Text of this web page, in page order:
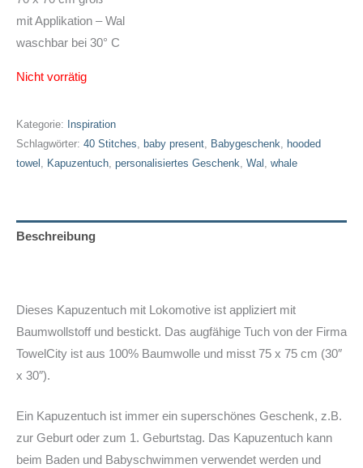
mit Applikation – Wal
waschbar bei 30° C
Nicht vorrätig
Kategorie:
Inspiration
Schlagwörter: 40 Stitches baby present Babygeschenk
hooded
towel
Kapuzentuch personalisiertes Geschenk Wal whale
Beschreibung
Dieses Kapuzentuch mit Lokomotive ist appliziert mit
Baumwollstoff und bestickt. Das augfähige Tuch von der Firma
TowelCity ist aus 100% Baumwolle und misst 75 x 75 cm (30″
x 30″).
Ein Kapuzentuch ist immer ein superschönes Geschenk, z.B.
zur Geburt oder zum 1. Geburtstag. Das Kapuzentuch kann
beim Baden und Babyschwimmen verwendet werden und